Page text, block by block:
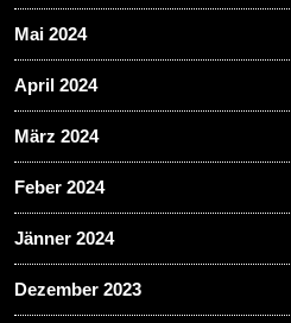
Mai 2024
April 2024
März 2024
Feber 2024
Jänner 2024
Dezember 2023